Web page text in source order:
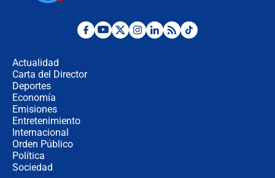
¿Por qué De la Espriella gobernará
Actualidad
Carta del Director
Deportes
Economía
Emisiones
Entretenimiento
Internacional
Orden Público
Política
Sociedad